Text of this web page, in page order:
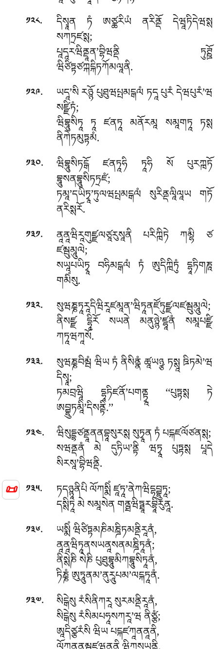
📜
༡༢༨. དིསྭཱན ཏཾ ཨཙྪརིཡཾ ནརིནྡོ དེཝཱཏིདེཝསྶ
སཀཏྲཛསྶ;
པཱདཱརཝིནྡཱན’བྷིཝནྡི ཏུཊྛོ
ཝིཙིཏྟཙཀྐངྐིཏཀོམལཱནི.
༡༢༩. ཡདཱ’སི རཉྙོ པུཐུཝཔྤམངྒལཾ ཏདཱ པུརཾ དེཝཔུརཾ’ཝ
སཛྫིཏཾ;
ཝིབྷཱུསིཏཱ ཏཱ ཛནཏཱ མནོརམཱ སམཱགཏཱ ཏསྶ
ནིཀེཏམུཏྟམཾ.
༡༣༠. ཝིབྷཱུསིཏངྒོ ཛནཏཱཧི ཏཱཧི སོ པུརཀྑཏོ
བྷཱུསནབྷཱུསིཏཏྲཛཾ;
ཏམཱ’དཡིཏྭཱ’ཏུལཝཔྤམངྒལཾ སུརིནྡལཱིལཱཡ གཏོ
ནརིསྶརོ.
༡༣༡. ནཱནཱཝིརཱགུཛྫལཙཱརུསཱནི པརིཀྑིཏེ ཀམྷི ཙ
ཛམྦུམཱུལེ;
སཡཱཔཡིཏྭཱ བཧིམངྒལཾ ཏཾ ཨུདིཀྑིཏུཾ དྷཱཏིགཎཱ
གམིཾསུ.
༡༣༢. སུཝཎྞཏཱརཱདིཝིརཱཛམཱན’ཝིཏཱནཛོཏུཛྫལཛམྦུམཱུལེ;
ནིསཛྫ དྷཱིརོ སཡནེ མནུཉྙེ’ཛྷཱནཾ སམཱཔཛྫི
ཀཏཱཝཀཱསོ.
༡༣༣. སུཝཎྞབིམྦཾ ཝིཡ ཏཾ ནིསིནྣཾ ཚཱཡཉྩ ཏསྶཱ ཋིཏམེ’ཝ
དིསྭཱ;
ཏམབྲཝཱི དྷཱཏིཛནོ’པགནྟྭཱ ‘‘པུཏྟསྶ ཏེ
ཨབྦྷུཏམཱི’དིསནྟི.’’
༡༣༤. ཝིསུདྡྷཙནྡཱནནབྷཱསུརསྶ སུཏྭཱན ཏཾ པངྐཛལོཙནསྶ;
སཝནྡནཾ མེ དུཏིཡ’ནྟི ཝཏྭཱ པུཏྟསྶ པཱདེ
སིརསཱ’བྷིཝནྡི.
༡༣༥. ཏདཉྙཱནིཔི ལོཀསྨིཾ ཛཱཏཱ’ནེཀཝིདྷབྦྷུཏཱ;
དསྶིཏཱ མེ སམཱསེན གནྠཝིཏྠཱརབྷཱིརུནཱ.
༡༣༦. ཡསྨིཾ ཝིཙིཏྟམཎིམཎྜིཏམནྡིརཱནཾ,
ནཱནཱཝིཏཱནསཡནཱསནམཎྜིཏཱནཾ;
ནིསྶེཎི སེཎི པུཐུབྷཱུམིཀབྷཱུསིཏཱནཾ,
ཏིཎྞཾ ཨུཏཱུནམ’ནུརཱུཔམ’ལངྐཏཱནཾ.
༡༣༧. སིངྒེསུ རཾསིནིཀརཱ སུརམནྡིརཱནཾ,
སིངྒེསུ རཾསིམཔཧཱསཀརཱ’ཝ ནིཙྩཾ;
ཨཱདིཙྩརཾསི ཝིཡ པངྐཛཀཱནནཱནི,